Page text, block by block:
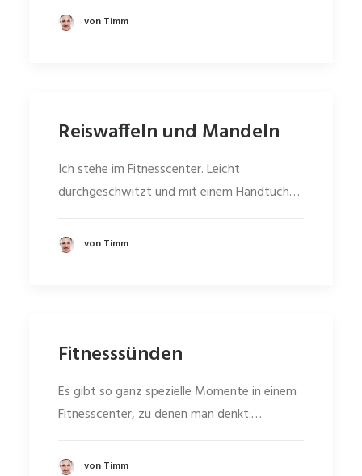
von Timm
Reiswaffeln und Mandeln
Ich stehe im Fitnesscenter. Leicht
durchgeschwitzt und mit einem Handtuch…
von Timm
Fitnesssünden
Es gibt so ganz spezielle Momente in einem
Fitnesscenter, zu denen man denkt:…
von Timm